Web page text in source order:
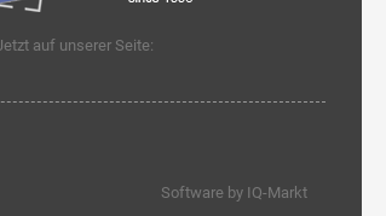
auf unserer Seite:
Software by IQ-Markt